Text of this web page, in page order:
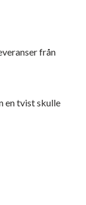
från
en tvist skulle